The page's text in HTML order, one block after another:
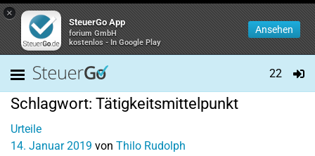
×
SteuerGo App
forium GmbH
kostenlos - In Google Play
Ansehen
22
Schlagwort: Tätigkeitsmittelpunkt
Urteile
14. Januar 2019 von Thilo Rudolph